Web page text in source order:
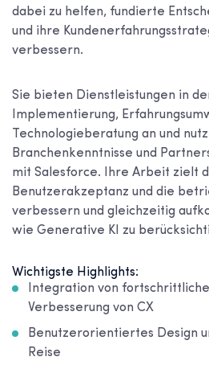
dabei zu helfen, fundierte
und ihre
verbessern.
Sie bieten Dienstleistungen in
Implementierung,
Technologieberatung an und
Branchenkenntnisse und
mit Salesforce. Ihre Arbeit zielt
Benutzerakzeptanz und die
verbessern und gleichzeitig
wie Generative KI zu
Wichtigste Highlights:
Integration von
Verbesserung von CX
Benutzerorientiertes Design
Reise